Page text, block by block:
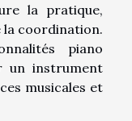
la pratique,
coordination.
piano
un instrument
musicales et